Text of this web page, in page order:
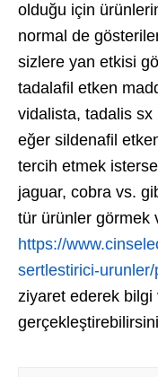
olduğu için
normal de
sizlere yan etkisi
tadalafil etken
vidalista, tadalis sx
eğer sildenafil
tercih etmek
jaguar, cobra vs.
tür ürünler görmek
https://
sertlestirici-
ziyaret ederek bilgi